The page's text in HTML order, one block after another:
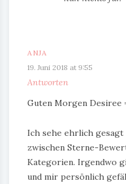
ANJA
19. Juni 2018 at 9:55
Antworten
Guten Morgen Desiree
Ich sehe ehrlich
zwischen Sterne-
Kategorien. Irgendwo
und mir persönlich